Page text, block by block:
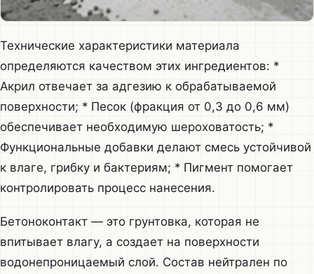
Технические характеристики материала
определяются качеством этих ингредиентов: *
Акрил отвечает за адгезию к обрабатываемой
поверхности; * Песок (фракция от 0,3 до 0,6 мм)
обеспечивает необходимую шероховатость; *
Функциональные добавки делают смесь устойчивой
к влаге, грибку и бактериям; * Пигмент помогает
контролировать процесс нанесения.
Бетоноконтакт — это грунтовка, которая не
впитывает влагу, а создает на поверхности
водонепроницаемый слой. Состав нейтрален по